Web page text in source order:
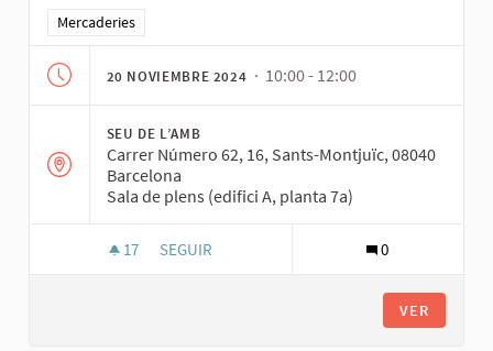
Resultados al filtrar por la categoría: Mercaderies
Mercaderies
20 NOVIEMBRE 2024 · 10:00 - 12:00
SEU DE L’AMB
Carrer Número 62, 16, Sants-Montjuïc, 08040
Barcelona
Sala de plens (edifici A, planta 7a)
17 17 SEGUIDORAS
SEGUIR 0
VER